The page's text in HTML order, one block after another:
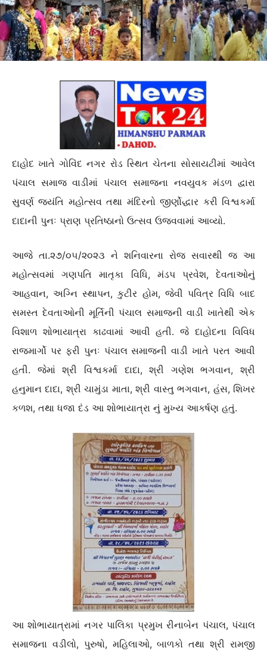
દાહોદ ખાતે ગોવિંદ નગર રોડ સ્થિત ચેતના સોસાયટીમાં આવેલ
પંચાલ સમાજ વાડીમાં પંચાલ સમાજના નવયુવક મંડળ દ્વારા
સુવર્ણ જયંતિ મહોત્સવ તથા મંદિરનો જીર્ણોદ્ધાર કરી વિશ્વકર્મા
દાદાની પુનઃ પ્રાણ પ્રતિષ્ઠાનો ઉત્સવ ઉજવવામાં આવ્યો.
આજે તા.૨૭/૦૫/૨૦૨૩ ને શનિવારના રોજ સવારથી જ આ
મહોત્સવમાં ગણપતિ માતૃકા વિધિ, મંડપ પ્રવેશ, દેવતાઓનું
આહવાન, અગ્નિ સ્થાપન, કુટીર હોમ, જેવી પવિત્ર વિધિ બાદ
સમસ્ત દેવતાઓની મૂર્તિની પંચાલ સમાજની વાડી ખાતેથી એક
વિશાળ શોભાયાત્રા કાઢવામાં આવી હતી. જે દાહોદના વિવિધ
રાજમાર્ગો પર ફરી પુનઃ પંચાલ સમાજની વાડી ખાતે પરત આવી
હતી. જેમાં શ્રી વિશ્વકર્મા દાદા, શ્રી ગણેશ ભગવાન, શ્રી
હનુમાન દાદા, શ્રી ચામુંડા માતા, શ્રી વાસ્તુ ભગવાન, હંસ, શિખર
કળશ, તથા ધજા દંડ આ શોભાયાત્રા નું મુખ્ય આકર્ષણ હતું.
આ શોભાયાત્રામાં નગર પાલિકા પ્રમુખ રીનાબેન પંચાલ, પંચાલ
સમાજના વડીલો, પુરુષો, મહિલાઓ, બાળકો તથા શ્રી રામજી